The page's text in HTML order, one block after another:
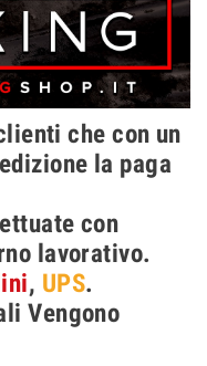
che con un
la paga
con
lavorativo.
, UPS.
Vengono